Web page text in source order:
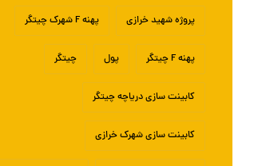
پروژه شهید خرازی پهنه F شهرک چیتگر
پهنه F چیتگر پول چیتگر
کابینت سازی دریاچه چیتگر
کابینت سازی شهرک خرازی